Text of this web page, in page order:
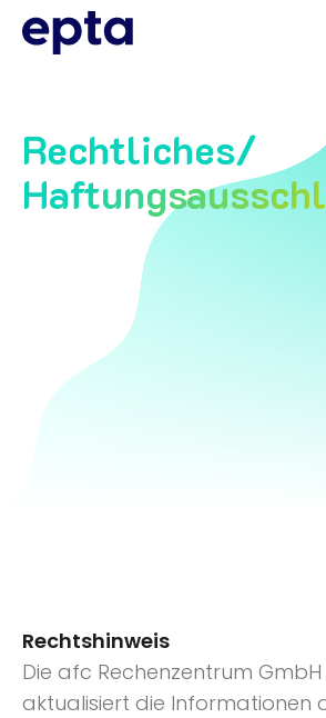
Rechtliches/
Rechtshinweis
Die afc Rechenzentrum
aktualisiert die Informationen